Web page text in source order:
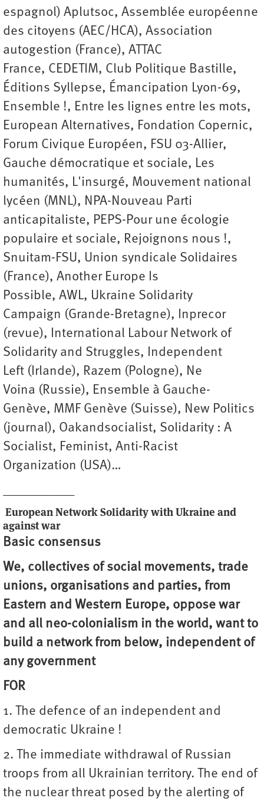
espagnol) Aplutsoc, Assemblée européenne
des citoyens (AEC/HCA), Association
autogestion (France), ATTAC
France, CEDETIM, Club Politique Bastille,
Éditions Syllepse, Émancipation Lyon-69,
Ensemble !, Entre les lignes entre les mots,
European Alternatives, Fondation Copernic,
Forum Civique Européen, FSU 03-Allier,
Gauche démocratique et sociale, Les
humanités, L'insurgé, Mouvement national
lycéen (MNL), NPA-Nouveau Parti
anticapitaliste, PEPS-Pour une écologie
populaire et sociale, Rejoignons nous !,
Snuitam-FSU, Union syndicale Solidaires
(France), Another Europe Is
Possible, AWL, Ukraine Solidarity
Campaign (Grande-Bretagne), Inprecor
(revue), International Labour Network of
Solidarity and Struggles, Independent
Left (Irlande), Razem (Pologne), Ne
Voina (Russie), Ensemble à Gauche-
Genève, MMF Genève (Suisse), New Politics
(journal), Oakandsocialist, Solidarity : A
Socialist, Feminist, Anti-Racist
Organization (USA)…
European Network Solidarity with Ukraine and
against war
Basic consensus
We, collectives of social movements, trade
unions, organisations and parties, from
Eastern and Western Europe, oppose war
and all neo-colonialism in the world, want to
build a network from below, independent of
any government
FOR
1. The defence of an independent and
democratic Ukraine !
2. The immediate withdrawal of Russian
troops from all Ukrainian territory. The end of
the nuclear threat posed by the alerting of